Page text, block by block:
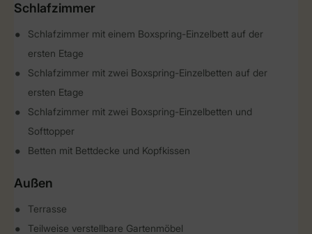
Schlafzimmer
Schlafzimmer mit einem Boxspring-Einzelbett auf der
ersten Etage
Schlafzimmer mit zwei Boxspring-Einzelbetten auf der
ersten Etage
Schlafzimmer mit zwei Boxspring-Einzelbetten und
Softtopper
Betten mit Bettdecke und Kopfkissen
Außen
Terrasse
Teilweise verstellbare Gartenmöbel